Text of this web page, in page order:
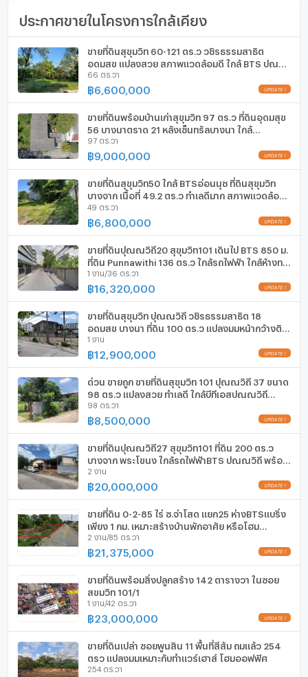
ลึก (เมตร)
โทรศัพท์บ้าน
เครื่องปรับอากาศ
เครื่องทำน้ำร้อน/น้ำอุ่น
ประตูห้องระบบ digital lock
อ่างอาบน้ำ
TV
เตาปรุงอาหาร
ตู้เย็น
เครื่องดูดควัน
ลิฟท์
ที่จอดรถ
ที่จอดรถจักรยานยนต์
มีอินเตอร์เน็ตไร้สาย (Wi-Fi) ในห้องพัก
กล้องวงจรปิด (CCTV)
สระว่ายน้ำ
โรงยิม / ฟิตเนส
ห้องซาวน่า
ห้องสตรีม
EV-Charger
เครื่องซักผ้า
ประกาศขายในโครงการใกล้เคียง
ขายที่ดินสุขุมวิท 60-121 ตร.ว วชิรธรรมสาธิต
อุดมสุข แปลงสวย สภาพแวดล้อมดี ใกล้ BTS ปุณณ
วิถี ใกล้ซีคอน เซ็นทรัลบางนา sukhumvit land sale
087-9074045
66 ตร.วา
฿6,600,000 UPDATE !
ขายที่ดินพร้อมบ้านเก่าสุขุมวิท 97 ตร.ว ที่ดินอุดมสุข
56 บางนาตราด 21 หลังเซ็นทรัลบางนา ใกล้
ศรีนครินทร์ ใกล้รถไฟฟ้า BTS สภาพแวดล้อมดี
087-9074045
97 ตร.วา
฿9,000,000 UPDATE !
ขายที่ดินสุขุมวิท50 ใกล้ BTSอ่อนนุช ที่ดินสุขุมวิท
บางจาก เนื้อที่ 49.2 ตร.ว ทำเลดีมาก สภาพแวดล้อมดี
ใกล้ทางด่วน ขายถูก หายากมาก 0879074045
49 ตร.วา
฿6,800,000 UPDATE !
ขายที่ดินปุณณวิถี20 สุขุมวิท101 เดินไป BTS 850 ม.
ที่ดิน Punnawithi 136 ตร.ว ใกล้รถไฟฟ้า ใกล้ห้างทรู
ดิจิตอล Cloud11 ซีคอนศรีนครินทร์ ขายถูก
0879074045
1 งาน/36 ตร.วา
฿16,320,000 UPDATE !
ขายที่ดินสุขุมวิท ปุณณวิถี วชิรธรรมสาธิต 18
อุดมสุข บางนา ที่ดิน 100 ตร.ว แปลงมุมหน้ากว้างติด
ถนน ใกล้รถไฟฟ้า BTS ซีคอนศรีนครินทร์ 087-
9074045
1 งาน
฿12,900,000 UPDATE !
ด่วน ขายถูก ขายที่ดินสุขุมวิท 101 ปุณณวิถี 37 ขนาด
98 ตร.ว แปลงสวย ทำเลดี ใกล้บีทีเอสปุณณวิถี
บางจาก ใกล้ทางด่วนสุขุมวิท 62 087-9074045
98 ตร.วา
฿8,500,000 UPDATE !
ขายที่ดินปุณณวิถี27 สุขุมวิท101 ที่ดิน 200 ตร.ว
บางจาก พระโขนง ใกล้รถไฟฟ้าBTS ปุณณวิถี พร้อม
สิ่งปลูกสร้าง สำนักงาน ใกล้ศรีนครินทร์ บางนา
0879074045
2 งาน
฿20,000,000 UPDATE !
ขายที่ดิน 0-2-85 ไร่ ซ.จ่าโสด แยก25 ห่างBTSแบริ่ง
เพียง 1 กม. เหมาะสร้างบ้านพักอาศัย หรือโฮม
ออฟฟิศ
2 งาน/85 ตร.วา
฿21,375,000 UPDATE !
ขายที่ดินพร้อมสิ่งปลูกสร้าง 142 ตารางวา ในซอย
สุขุมวิท 101/1
1 งาน/42 ตร.วา
฿23,000,000 UPDATE !
ขายที่ดินเปล่า ซอยพูนสิน 11 พื้นที่สีส้ม ถมแล้ว 254
ตรว แปลงมุมเหมาะกับทำแวร์เฮาส์ โฮมออฟฟิศ
254 ตร.วา